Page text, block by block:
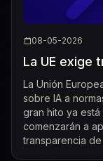
08-05-2026
La UE exige
La Unión
sobre IA a
gran hito ya
comenzarán a
transparencia